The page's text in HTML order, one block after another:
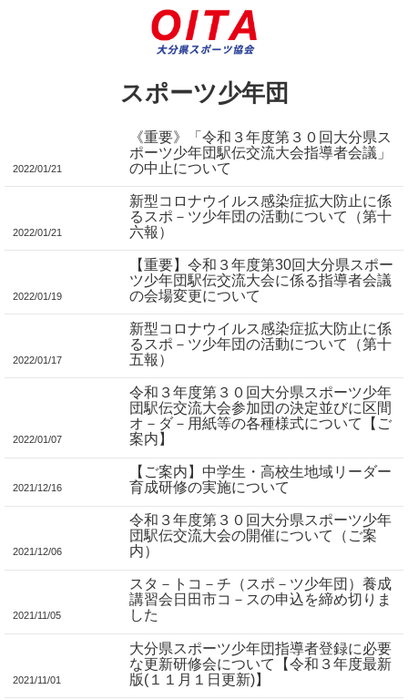
スポーツ少年団
《重要》「令和３年度第３０回大分県ス
ポーツ少年団駅伝交流大会指導者会議」
の中止について
2022/01/21
新型コロナウイルス感染症拡大防止に係
るスポ－ツ少年団の活動について（第十
六報）
2022/01/21
【重要】令和３年度第30回大分県スポー
ツ少年団駅伝交流大会に係る指導者会議
の会場変更について
2022/01/19
新型コロナウイルス感染症拡大防止に係
るスポ－ツ少年団の活動について（第十
五報）
2022/01/17
令和３年度第３０回大分県スポーツ少年
団駅伝交流大会参加団の決定並びに区間
オ－ダ－用紙等の各種様式について【ご
案内】
2022/01/07
【ご案内】中学生・高校生地域リーダー
育成研修の実施について
2021/12/16
令和３年度第３０回大分県スポーツ少年
団駅伝交流大会の開催について（ご案
内）
2021/12/06
スタ－トコ－チ（スポ－ツ少年団）養成
講習会日田市コ－スの申込を締め切りま
した
2021/11/05
大分県スポーツ少年団指導者登録に必要
な更新研修会について【令和３年度最新
版(１１月１日更新)】
2021/11/01